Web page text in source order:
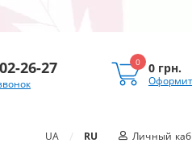
26-27 0 0 грн.
UA / RU Личный